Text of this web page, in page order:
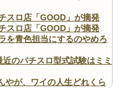
スロ店「GOOD」が摘発
スロ店「GOOD」が摘発
を青色担当にするのやめろ
近のパチスロ型式試験はミミ
やが、ワイの人生どれくら